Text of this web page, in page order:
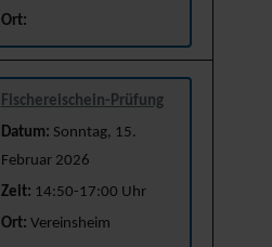
Ort:
Fischereischein-Prüfung
Datum: Sonntag, 15.
Februar 2026
Zeit: 14:50-17:00 Uhr
Ort: Vereinsheim